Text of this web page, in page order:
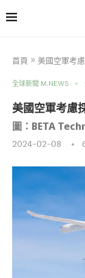
首頁 » 美國空軍考
全球新聞 M.NEWS
美國空軍考慮
圖：BETA
2024-02-08